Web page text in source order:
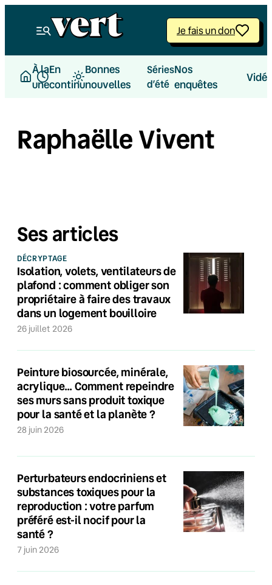
Je fais un don
À la
une
En
continu
Bonnes
nouvelles
Séries
d’été
Nos
enquêtes
Raphaëlle Vivent
Ses articles
DÉCRYPTAGE
Isolation, volets, ventilateurs de
plafond : comment obliger son
propriétaire à faire des travaux
dans un logement bouilloire
26 juillet 2026
Peinture biosourcée, minérale,
acrylique… Comment repeindre
ses murs sans produit toxique
pour la santé et la planète ?
28 juin 2026
Perturbateurs endocriniens et
substances toxiques pour la
reproduction : votre parfum
préféré est-il nocif pour la
santé ?
7 juin 2026